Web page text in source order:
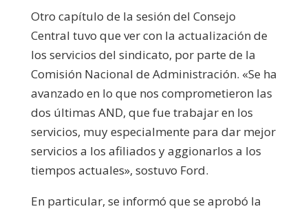
Otro capítulo de la sesión del Consejo
Central tuvo que ver con la actualización de
los servicios del sindicato, por parte de la
Comisión Nacional de Administración. «Se ha
avanzado en lo que nos comprometieron las
dos últimas AND, que fue trabajar en los
servicios, muy especialmente para dar mejor
servicios a los afiliados y aggionarlos a los
tiempos actuales», sostuvo Ford.
En particular, se informó que se aprobó la